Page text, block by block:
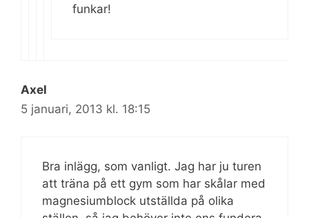
funkar!
Axel
5 januari, 2013 kl. 18:15
Bra inlägg, som vanligt. Jag har ju turen
att träna på ett gym som har skålar med
magnesiumblock utställda på olika